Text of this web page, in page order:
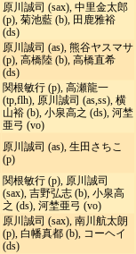
原川誠司 (sax), 中里金太郎
(p), 菊池藍 (b), 田鹿雅裕
(ds)
原川誠司 (as), 熊谷ヤスマサ
(p), 高橋陸 (b), 高橋直希
(ds)
関根敏行 (p), 高瀬龍一
(tp,flh), 原川誠司 (as,ss), 横
山裕 (b), 小泉高之 (ds), 河埜
亜弓 (vo)
原川誠司 (as), 生田さちこ
(p)
関根敏行 (p), 原川誠司
(sax), 吉野弘志 (b), 小泉高
之 (ds), 河埜亜弓 (vo)
原川誠司 (sax), 南川航太朗
(p), 白幡真都 (b), コーヘイ
(ds)